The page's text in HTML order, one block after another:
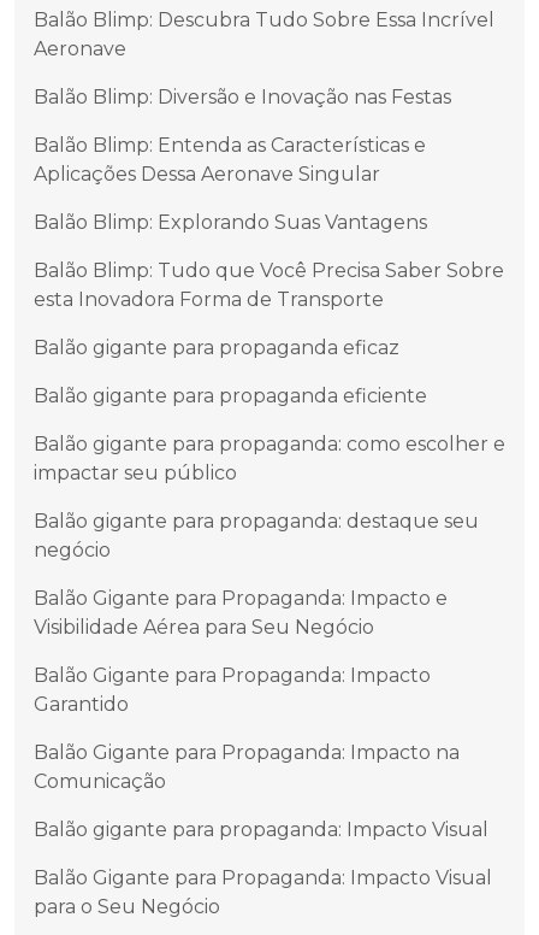
Balão Blimp: Descubra Tudo Sobre Essa Incrível
Aeronave
Balão Blimp: Diversão e Inovação nas Festas
Balão Blimp: Entenda as Características e
Aplicações Dessa Aeronave Singular
Balão Blimp: Explorando Suas Vantagens
Balão Blimp: Tudo que Você Precisa Saber Sobre
esta Inovadora Forma de Transporte
Balão gigante para propaganda eficaz
Balão gigante para propaganda eficiente
Balão gigante para propaganda: como escolher e
impactar seu público
Balão gigante para propaganda: destaque seu
negócio
Balão Gigante para Propaganda: Impacto e
Visibilidade Aérea para Seu Negócio
Balão Gigante para Propaganda: Impacto
Garantido
Balão Gigante para Propaganda: Impacto na
Comunicação
Balão gigante para propaganda: Impacto Visual
Balão Gigante para Propaganda: Impacto Visual
para o Seu Negócio